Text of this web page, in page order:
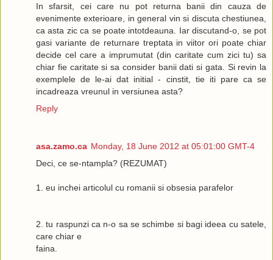
In sfarsit, cei care nu pot returna banii din cauza de
evenimente exterioare, in general vin si discuta chestiunea,
ca asta zic ca se poate intotdeauna. Iar discutand-o, se pot
gasi variante de returnare treptata in viitor ori poate chiar
decide cel care a imprumutat (din caritate cum zici tu) sa
chiar fie caritate si sa consider banii dati si gata. Si revin la
exemplele de le-ai dat initial - cinstit, tie iti pare ca se
incadreaza vreunul in versiunea asta?
Reply
asa.zamo.ca Monday, 18 June 2012 at 05:01:00 GMT-4
Deci, ce se-ntampla? (REZUMAT)
1. eu inchei articolul cu romanii si obsesia parafelor
2. tu raspunzi ca n-o sa se schimbe si bagi ideea cu satele,
care chiar e
faina.